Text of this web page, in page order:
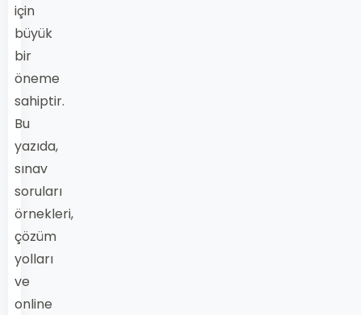
için
büyük
bir
öneme
sahiptir.
Bu
yazıda,
sınav
soruları
örnekleri,
çözüm
yolları
ve
online